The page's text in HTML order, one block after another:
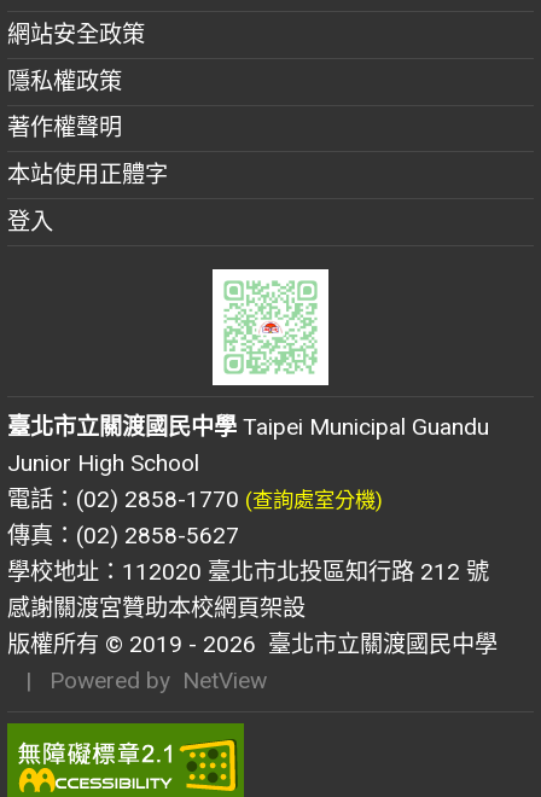
網站安全政策
隱私權政策
著作權聲明
本站使用正體字
登入
臺北市立關渡國民中學 Taipei Municipal Guandu
Junior High School
電話：(02) 2858-1770 (查詢處室分機)
傳真：(02) 2858-5627
學校地址：112020 臺北市北投區知行路 212 號
感謝關渡宮贊助本校網頁架設
版權所有 © 2019 - 2026 臺北市立關渡國民中學
| Powered by NetView